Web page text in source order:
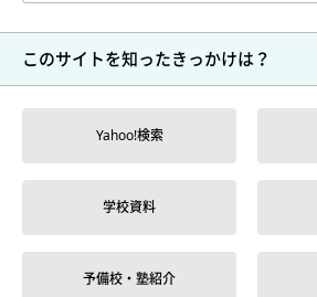
このサイトを知ったきっかけは？
Yahoo!検索
学校資料
予備校・塾紹介